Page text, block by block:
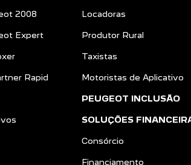
2008
Expert
Rapid
Locadoras
Produtor Rural
Taxistas
Motoristas de Aplicativo
PEUGEOT INCLUSÃO
SOLUÇÕES
Consórcio
Financiamento